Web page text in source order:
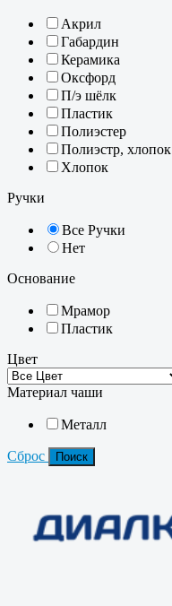
Акрил
Габардин
Керамика
Оксфорд
П/э шёлк
Пластик
Полиэстер
Полиэстр, хлопок
Хлопок
Ручки
Все Ручки
Нет
Основание
Мрамор
Пластик
Цвет
Материал чаши
Металл
Сброс